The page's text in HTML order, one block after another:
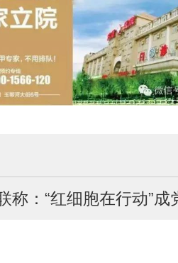
称：“红细胞在行动”成